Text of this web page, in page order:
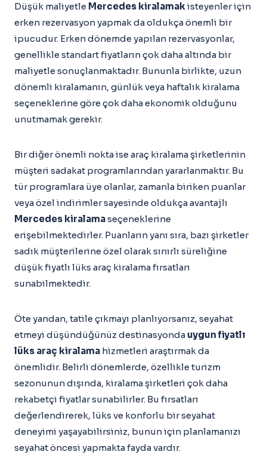
Düşük maliyetle Mercedes kiralamakisteyenler için
erken rezervasyon yapmak da oldukça önemli bir
ipucudur. Erken dönemde yapılan rezervasyonlar,
genellikle standart fiyatların çok daha altında bir
maliyetle sonuçlanmaktadır. Bununla birlikte, uzun
dönemli kiralamanın, günlük veya haftalık kiralama
seçeneklerine göre çok daha ekonomik olduğunu
unutmamak gerekir.
Bir diğer önemli nokta ise araç kiralama şirketlerinin
müşteri sadakat programlarından yararlanmaktır. Bu
tür programlara üye olanlar, zamanla biriken puanlar
veya özel indirimler sayesinde oldukça avantajlı
Mercedes kiralamaseçeneklerine
erişebilmektedirler. Puanların yanı sıra, bazı şirketler
sadık müşterilerine özel olarak sınırlı süreliğine
düşük fiyatlı lüks araç kiralama fırsatları
sunabilmektedir.
Öte yandan, tatile çıkmayı planlıyorsanız, seyahat
etmeyi düşündüğünüz destinasyonda uygun fiyatlı
lüks araç kiralama hizmetleri araştırmak da
önemlidir. Belirli dönemlerde, özellikle turizm
sezonunun dışında, kiralama şirketleri çok daha
rekabetçi fiyatlar sunabilirler. Bu fırsatları
değerlendirerek, lüks ve konforlu bir seyahat
deneyimi yaşayabilirsiniz, bunun için planlamanızı
seyahat öncesi yapmakta fayda vardır.